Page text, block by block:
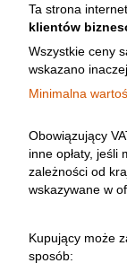
Ta strona
klientów
Wszystkie ceny
wskazano inaczej.
Minimalna
Obowiązujący
inne opłaty, jeśli
zależności od
wskazywane w
Kupujący może
sposób: